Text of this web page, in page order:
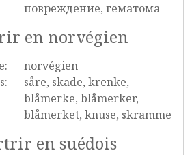
повреждение, гематома
en norvégien
norvégien
såre, skade, krenke,
blåmerke, blåmerker,
blåmerket, knuse, skramme
en suédois